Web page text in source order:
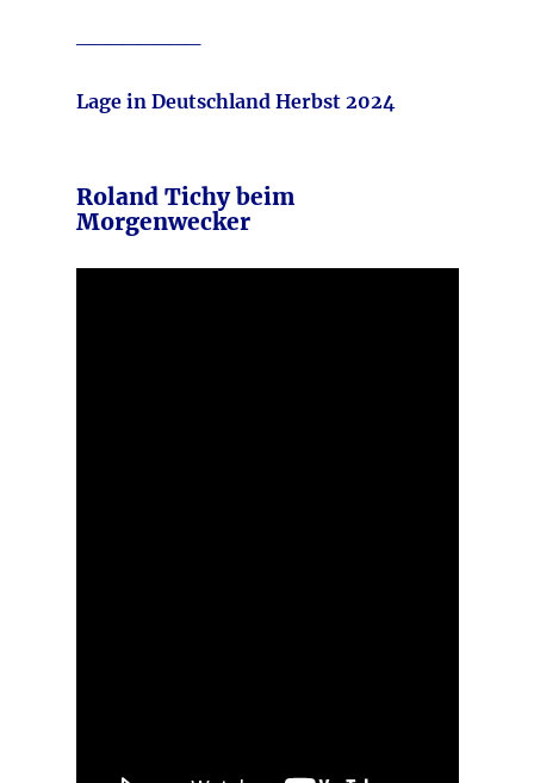
Lage in Deutschland Herbst 2024
Roland Tichy beim
Morgenwecker